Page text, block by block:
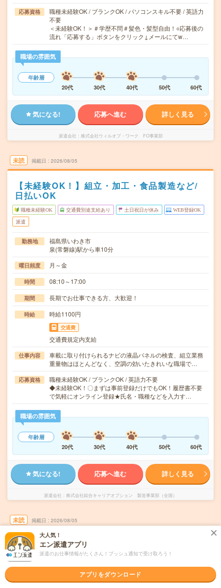
応募資格
職種未経験OK / ブランクOK / パソコンスキル不要 / 英語力
不要
＜未経験OK！＞＃学歴不問＃髪色・髪型自由！○応募後の
流れ「応募する」ボタンをクリック↓メールにてw…
職場の雰囲気
年齢層
20代
30代 40代 50代 60代
気になる! 応募へ進む 詳しく見る
派遣会社 株式会社ウィルオブ・ワーク FO事業部
未読 掲載日 2026/08/05
【未経験OK！】組立・加工・食品製造など/
日払いOK
職種未経験OK 交通費別途支給あり 土日祝日が休み WEB登録OK
派遣
勤務地
福島県いわき市
泉(常磐線)駅から車10分
曜日頻度 月～金
時間 08:10～17:00
期間 長期でお仕事できる方、大歓迎！
時給 時給1100円
交通費
交通費規定内支給
仕事内容
車載に取り付けられるナビの液晶パネルの検査、組立業務
重量物はほとんどなく、空調の効いたきれいな職場で…
応募資格
職種未経験OK / ブランクOK / 英語力不要
◆未経験OK！〇まずは事前登録だけでもOK！履歴書不要
で気軽にオンライン登録★氏名・職種などを入力す…
職場の雰囲気
年齢層
20代
30代 40代 50代 60代
気になる! 応募へ進む 詳しく見る
派遣会社 株式会社綜合キャリアオプション 製造事業部（全国）
未読 掲載日 2026/08/05
【経験がなくても大丈夫＊】半導体フィルタ
ーの組立・顕微鏡検査/日払いOK
派遣
大人気！
エン派遣アプリ
派遣のお仕事情報がたくさん！プッシュ通知で受け取ろう！
アプリをダウンロード